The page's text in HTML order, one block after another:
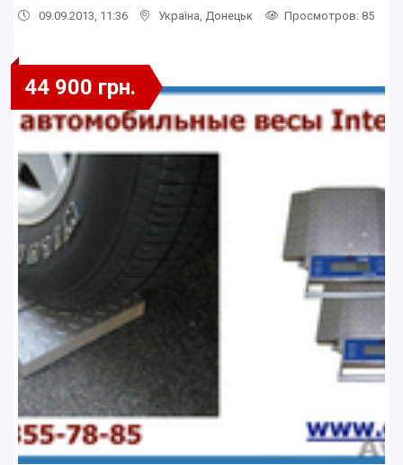
09.09.2013, 11:36 Україна Донецьк Просмотров: 85
44 900 грн.